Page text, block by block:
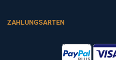
ZAHLUNGSARTEN